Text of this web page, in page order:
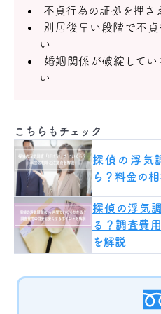
不貞行為の証拠を押さ
別居後早い段階で不
い
婚姻関係が破綻して
い
こちらもチェック
探偵の浮気
ら？料金の
探偵の浮気
る？調査費
を解説